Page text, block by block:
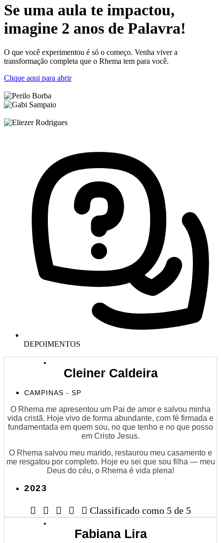
Se uma aula te impactou,
imagine 2 anos de Palavra!
O que você experimentou é só o começo. Venha viver a
transformação completa que o Rhema tem para você.
Clique aqui para abrir
DEPOIMENTOS
Cleiner Caldeira
CAMPINAS - SP
O Rhema me apresentou um Pai de amor e salvou minha
vida cristã. Hoje vivo de forma abundante, com fé firmada e
fundamentada em quem sou, no que tenho e no que posso
em Cristo Jesus.
O Rhema salvou meu marido, restaurou meu casamento e
me resgatou por completo. Hoje eu sei que sou filha — meu
Deus do céu, o Rhema é vida plena!
2023
     Classificado como 5 de 5
Fabiana Lira